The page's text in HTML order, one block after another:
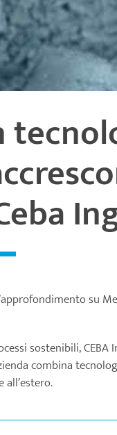
su
sostenibili, CEBA
combina